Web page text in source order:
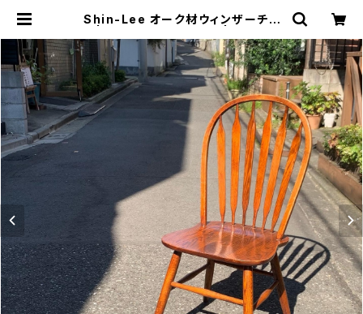
Shin-Lee オーク材ウィンザーチェ
楽坂のリサイクルショップ・古着